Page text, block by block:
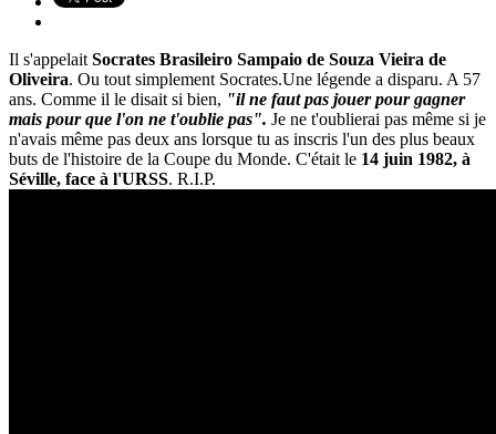
Il s'appelait Socrates Brasileiro Sampaio de Souza Vieira de
Oliveira. Ou tout simplement Socrates.Une légende a disparu. A 57
ans. Comme il le disait si bien, "il ne faut pas jouer pour gagner
mais pour que l'on ne t'oublie pas". Je ne t'oublierai pas même si je
n'avais même pas deux ans lorsque tu as inscris l'un des plus beaux
buts de l'histoire de la Coupe du Monde. C'était le 14 juin 1982, à
Séville, face à l'URSS. R.I.P.